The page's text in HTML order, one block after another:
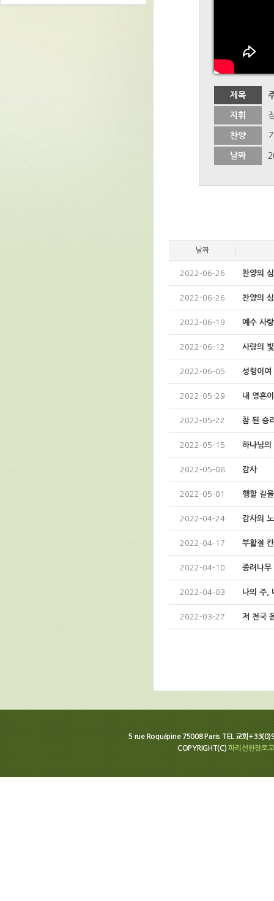
제목
지휘
찬양
날짜
날짜
2022-06-26 찬양의
2022-06-26 찬양의
2022-06-19 예수 사
2022-06-12 사랑의
2022-06-05 성령이여
2022-05-29 내 영혼
2022-05-22 참 된 승
2022-05-15 하나님의
2022-05-08 감사
2022-05-01 행할 길
2022-04-24 감사의
2022-04-17 부활절
2022-04-10 종려나무
2022-04-03 나의 주,
2022-03-27 저 천국
5 rue Roquépine 75008 Paris TEL 교회
COPYRIGHT(C)파리선한장로